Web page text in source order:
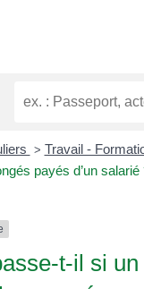
> Travail -
payés d’un salarié
t-il si